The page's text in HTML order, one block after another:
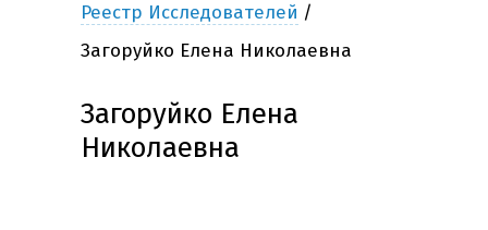
Реестр Исследователей
Загоруйко Елена Николаевна
Загоруйко Елена
Николаевна